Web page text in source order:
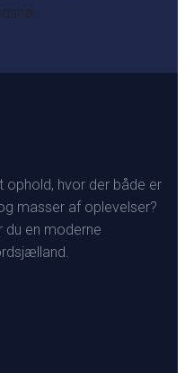
ophold, hvor der både er
masser af oplevelser?
du en moderne